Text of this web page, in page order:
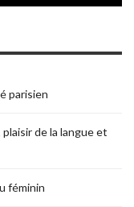
parisien
de la langue et
féminin